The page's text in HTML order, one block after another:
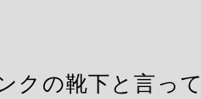
クの靴下と言っ